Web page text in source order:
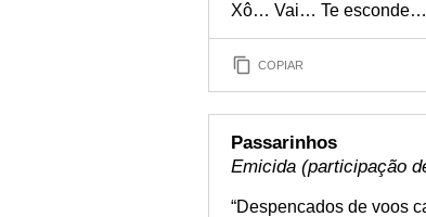
Xô… Vai… Te esconde…
COPIAR
Passarinhos
Emicida (participação
“Despencados de voos